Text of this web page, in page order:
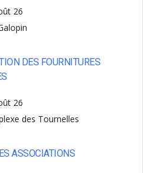
26
DES FOURNITURES
26
des Tournelles
ASSOCIATIONS